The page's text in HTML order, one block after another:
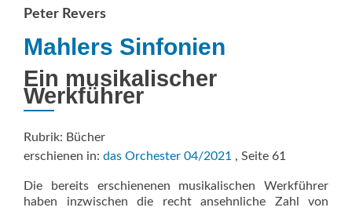
Peter Revers
Mahlers Sinfonien
Ein musikalischer
Werkführer
Rubrik: Bücher
erschienen in: das Orchester 04/2021 , Seite 61
Die bereits erschienenen musikalischen Werkführer
haben inzwischen die recht ansehnliche Zahl von